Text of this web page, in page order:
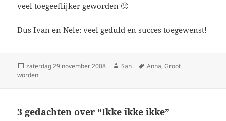
veel toegeeflijker geworden 🙂
Dus Ivan en Nele: veel geduld en succes toegewenst!
Geplaatst
op
zaterdag 29 november 2008 Auteur
San Tags
Anna,Groot
worden
3 gedachten over “Ikke ikke ikke”